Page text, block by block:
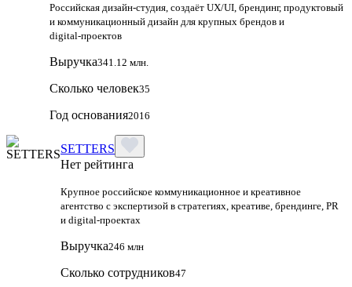
Российская дизайн‑студия, создаёт UX/UI, брендинг, продуктовый
и коммуникационный дизайн для крупных брендов и
digital‑проектов
Выручка341.12 млн.
Сколько человек35
Год основания2016
SETTERS
Нет рейтинга
Крупное российское коммуникационное и креативное
агентство с экспертизой в стратегиях, креативе, брендинге, PR
и digital‑проектах
Выручка246 млн
Сколько сотрудников47